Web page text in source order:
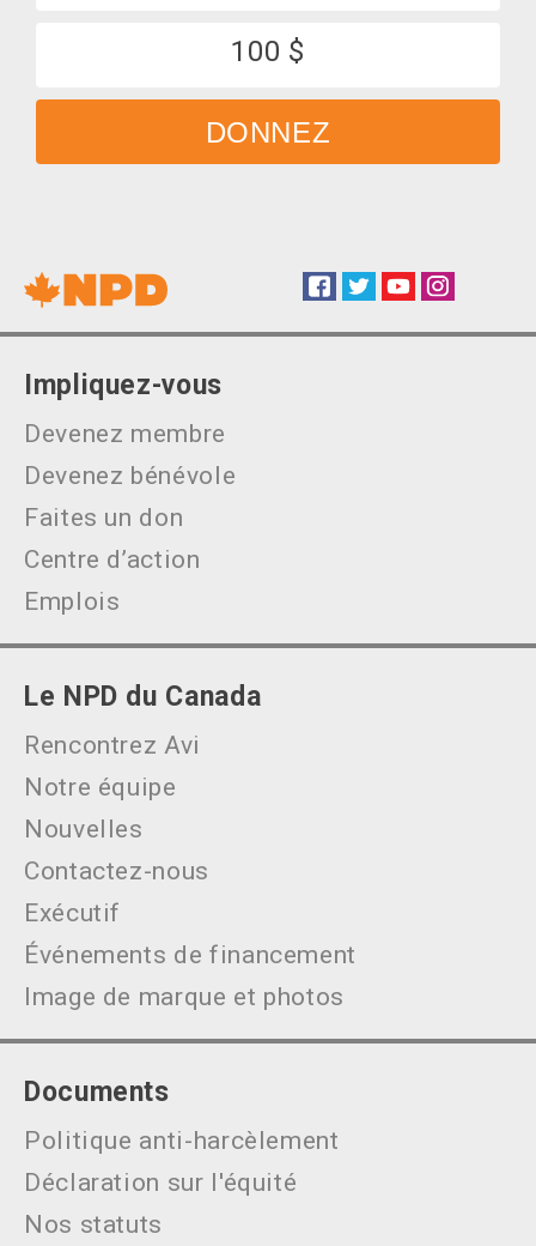
100 $
DONNEZ
Social Facebook
TwitterYouTubeInstagram
Impliquez-vous
Devenez membre
Devenez bénévole
Faites un don
Centre d’action
Emplois
Le NPD du Canada
Rencontrez Avi
Notre équipe
Nouvelles
Contactez-nous
Exécutif
Événements de financement
Image de marque et photos
Documents
Politique anti-harcèlement
Déclaration sur l'équité
Nos statuts